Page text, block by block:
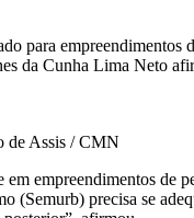
empreendimentos
da Cunha Lima Neto
de Assis / CMN
empreendimentos
precisa se